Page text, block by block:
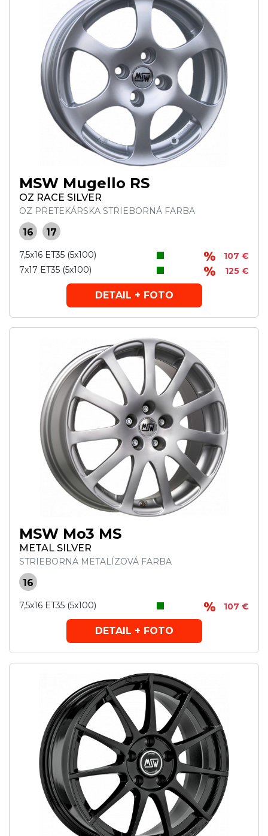
MSW Mugello RS
OZ RACE SILVER
OZ PRETEKÁRSKA STRIEBORNÁ FARBA
16 17
7,5x16 ET35 (5x100)
107 €
7x17 ET35 (5x100)
125 €
DETAIL + FOTO
MSW Mo3 MS
METAL SILVER
STRIEBORNÁ METALÍZOVÁ FARBA
16
7,5x16 ET35 (5x100) 107 €
DETAIL + FOTO